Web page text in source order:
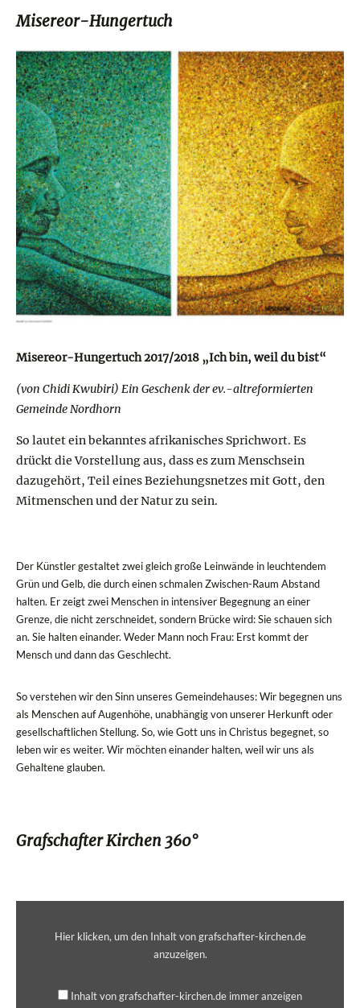
Misereor-Hungertuch
Misereor-Hungertuch 2017/2018 „Ich bin, weil du bist“
(von Chidi Kwubiri) Ein Geschenk der ev.-altreformierten
Gemeinde Nordhorn
So lautet ein bekanntes afrikanisches Sprichwort. Es
drückt die Vorstellung aus, dass es zum Menschsein
dazugehört, Teil eines Beziehungsnetzes mit Gott, den
Mitmenschen und der Natur zu sein.
Der Künstler gestaltet zwei gleich große Leinwände in leuchtendem
Grün und Gelb, die durch einen schmalen Zwischen-Raum Abstand
halten. Er zeigt zwei Menschen in intensiver Begegnung an einer
Grenze, die nicht zerschneidet, sondern Brücke wird: Sie schauen sich
an. Sie halten einander. Weder Mann noch Frau: Erst kommt der
Mensch und dann das Geschlecht.
So verstehen wir den Sinn unseres Gemeindehauses: Wir begegnen uns
als Menschen auf Augenhöhe, unabhängig von unserer Herkunft oder
gesellschaftlichen Stellung. So, wie Gott uns in Christus begegnet, so
leben wir es weiter. Wir möchten einander halten, weil wir uns als
Gehaltene glauben.
Grafschafter Kirchen 360°
altreformierte
Grafschafter
Hier klicken, um den Inhalt von grafschafter-kirchen.de
anzuzeigen.
Inhalt von grafschafter-kirchen.de immer anzeigen